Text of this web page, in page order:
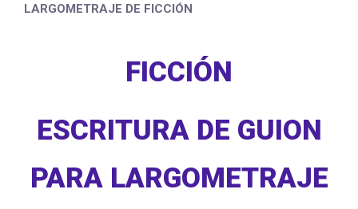
LARGOMETRAJE DE FICCIÓN
FICCIÓN
ESCRITURA DE GUION
PARA LARGOMETRAJE